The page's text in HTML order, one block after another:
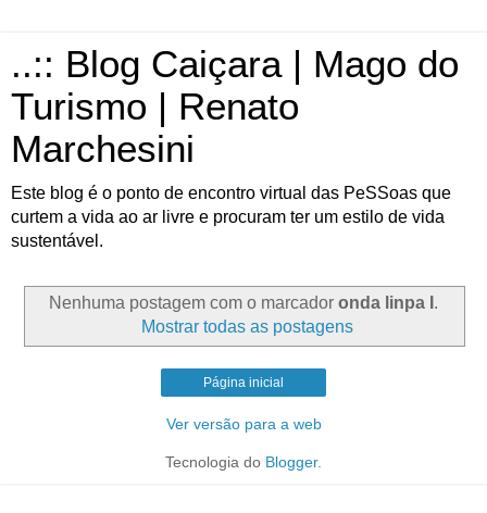
..:: Blog Caiçara | Mago do
Turismo | Renato
Marchesini
Este blog é o ponto de encontro virtual das PeSSoas que
curtem a vida ao ar livre e procuram ter um estilo de vida
sustentável.
Nenhuma postagem com o marcador onda linpa I .
Mostrar todas as postagens
Página inicial
Ver versão para a web
Tecnologia do Blogger.